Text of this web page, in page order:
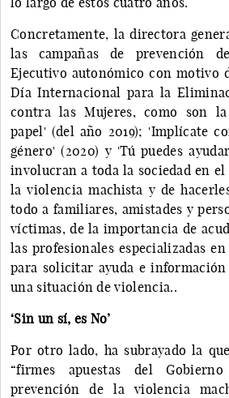
Concretamente, la directora
las campañas de prevención
Ejecutivo autonómico con motivo
Día Internacional para la
contra las Mujeres, como son
papel' (del año 2019); 'Implícate
género' (2020) y 'Tú puedes
involucran a toda la sociedad en
la violencia machista y de
todo a familiares, amistades y
víctimas, de la importancia de
las profesionales especializadas
para solicitar ayuda e
una situación de violencia..
‘Sin un sí, es No’
Por otro lado, ha subrayado la
“firmes apuestas del
prevención de la violencia